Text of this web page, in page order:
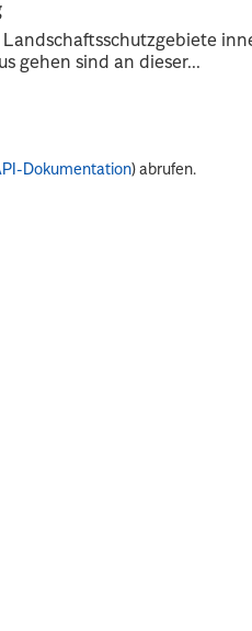
gehen sind an dieser...
Dokumentation) abrufen.